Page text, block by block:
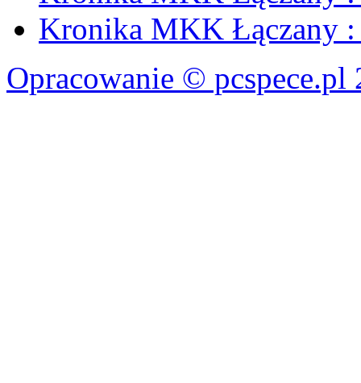
Kronika MKK Łączany :
Opracowanie © pcspece.pl